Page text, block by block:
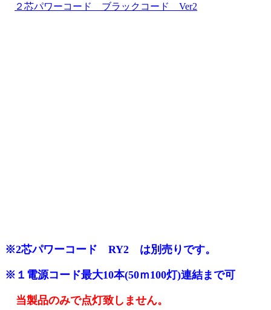
２芯パワーコード ブラックコード Ver2
※2芯パワーコード RY2 は別売りです。
※１電源コード最大10本(50ｍ100灯)連結まで可
当製品のみで点灯致しません。